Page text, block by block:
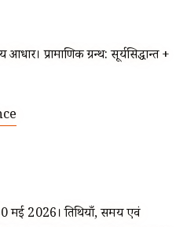
प्रामाणिक ग्रन्थ: सूर्यसिद्धान्त +
मई 2026। तिथियाँ, समय एवं